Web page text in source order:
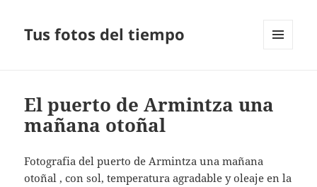
Tus fotos del tiempo
El puerto de Armintza una
mañana otoñal
Fotografia del puerto de Armintza una mañana
otoñal , con sol, temperatura agradable y oleaje en la